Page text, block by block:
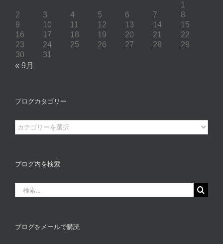
1
2
3 4 5 6 7
8
9
10 11 12 13 14
15
16
17 18 19 20 21
22
23
24 25 26 27 28
29
30
31
« 9月
ブログカタゴリー
ブ
ロ
カ
ゴ
リ
ブログ内を検索
索
ブログをメールで購読